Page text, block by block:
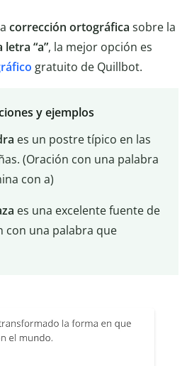
corrección ortográfica sobre la
“a”, la mejor opción es
gratuito de Quillbot.
y ejemplos
es un postre típico en las
(Oración con una palabra
con a)
es una excelente fuente de
con una palabra que